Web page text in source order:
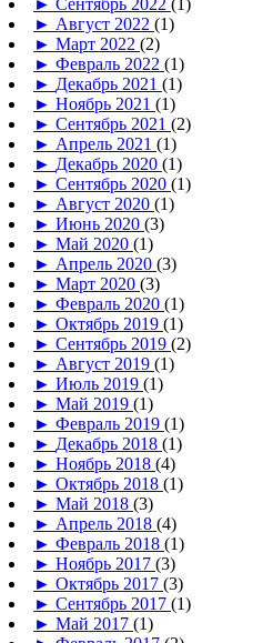
► Сентябрь 2022 (1)
► Август 2022 (1)
► Март 2022 (2)
► Февраль 2022 (1)
► Декабрь 2021 (1)
► Ноябрь 2021 (1)
► Сентябрь 2021 (2)
► Апрель 2021 (1)
► Декабрь 2020 (1)
► Сентябрь 2020 (1)
► Август 2020 (1)
► Июнь 2020 (3)
► Май 2020 (1)
► Апрель 2020 (3)
► Март 2020 (3)
► Февраль 2020 (1)
► Октябрь 2019 (1)
► Сентябрь 2019 (2)
► Август 2019 (1)
► Июль 2019 (1)
► Май 2019 (1)
► Февраль 2019 (1)
► Декабрь 2018 (1)
► Ноябрь 2018 (4)
► Октябрь 2018 (1)
► Май 2018 (3)
► Апрель 2018 (4)
► Февраль 2018 (1)
► Ноябрь 2017 (3)
► Октябрь 2017 (3)
► Сентябрь 2017 (1)
► Май 2017 (1)